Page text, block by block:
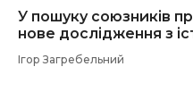
У пошуку союзників
нове дослідження з
Ігор Загребельний